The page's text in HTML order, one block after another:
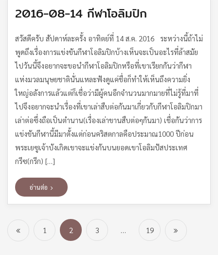
2016-08-14 กีฬาโอลิมปิก
สวัสดีครับ สัปดาห์ละครั้ง อาทิตย์ที่ 14 ส.ค. 2016 ระหว่างนี้ถ้าไม่
พูดถึงเรื่องการแข่งขันกีฬาโอลิมปิกบ้างเห็นจะเป็นอะไรที่ล้าสมัย
ไปวันนี้จึงอยากจะขอนำกีฬาโอลิมปิกหรือที่เขาเรียกกันว่ากีฬา
แห่งมวลมนุษยชาตินั่นแหละฟังดูแค่ชื่อก็ทำให้เห็นถึงความยิ่ง
ใหญ่อลังการแล้วแต่ก็เชื่อว่ามีผู้คนอีกจำนวนมากมายที่ไม่รู้ที่มาที่
ไปจึงอยากจะนำเรื่องที่เขาเล่าสืบต่อกันมาเกี่ยวกับกีฬาโอลิมปิกมา
เล่าต่อซึ่งถือเป็นตำนาน(เรื่องเล่าขานสืบต่อๆกันมา) เชื่อกันว่าการ
แข่งขันกีฬานี้มีมาตั้งแต่ก่อนคริสตกาลคือประมาณ1000 ปีก่อน
พระเยซูเจ้าบังเกิดเขาจะแข่งกันบนยอดเขาโอลิมปัสประเทศ
กรีซ(กรีก) […]
อ่านต่อ
1 2 3 … 19